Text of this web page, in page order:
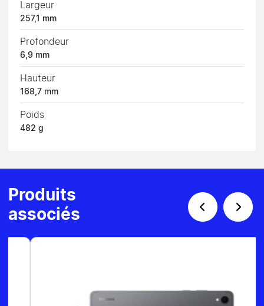
Largeur
257,1 mm
Profondeur
6,9 mm
Hauteur
168,7 mm
Poids
482 g
Produits
associés